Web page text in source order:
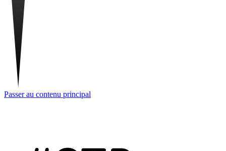
Passer au contenu principal